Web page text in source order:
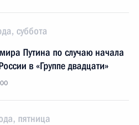
суббота
Путина по случаю начала
в «Группе двадцати»
пятница